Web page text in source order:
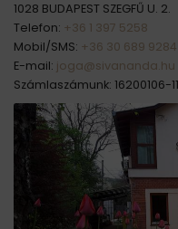
1028 BUDAPEST SZEGFŰ U. 2.
Telefon: +36 1 397 5258
Mobil/SMS: +36 30 689 9284
E-mail: joga@sivananda.hu
Számlaszámunk: 16200106-